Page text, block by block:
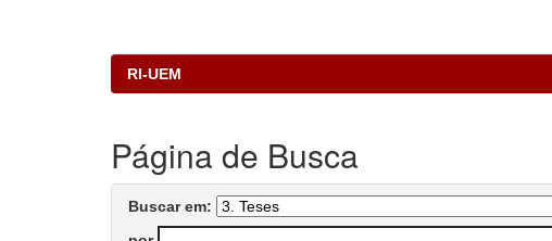
RI-UEM
Página de Busca
Buscar em: